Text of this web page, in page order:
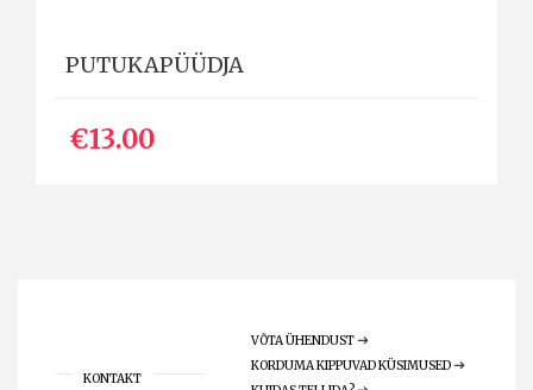
PUTUKAPÜÜDJA
€13.00
KONTAKT
VÕTA ÜHENDUST
KORDUMA KIPPUVAD KÜSIMUSED